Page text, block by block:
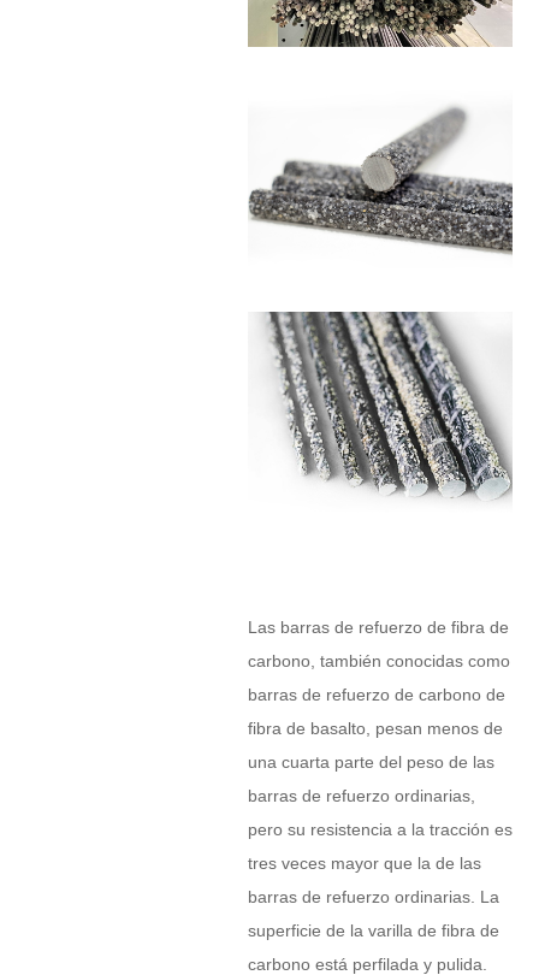
Las barras de refuerzo de fibra de
carbono, también conocidas como
barras de refuerzo de carbono de
fibra de basalto, pesan menos de
una cuarta parte del peso de las
barras de refuerzo ordinarias,
pero su resistencia a la tracción es
tres veces mayor que la de las
barras de refuerzo ordinarias. La
superficie de la varilla de fibra de
carbono está perfilada y pulida.